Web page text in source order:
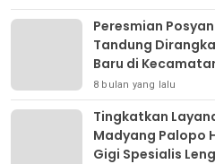
Peresmian
Tandung
Baru di
8 bulan yang lalu
Tingkatkan
Madyang Palopo
Gigi Spesialis